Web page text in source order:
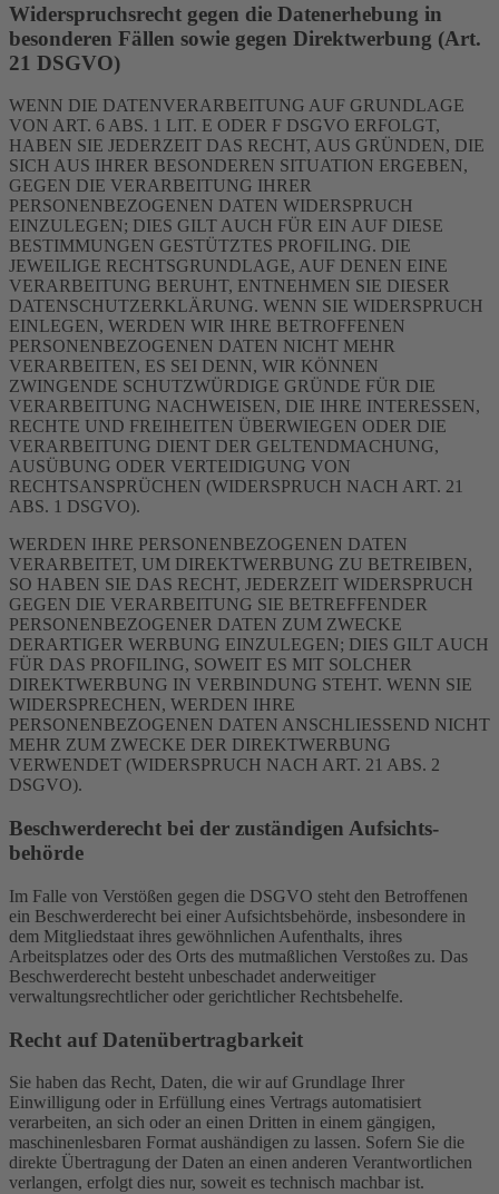
Widerspruchsrecht gegen die Datenerhebung in
besonderen Fällen sowie gegen Direktwerbung (Art.
21 DSGVO)
WENN DIE DATENVERARBEITUNG AUF GRUNDLAGE
VON ART. 6 ABS. 1 LIT. E ODER F DSGVO ERFOLGT,
HABEN SIE JEDERZEIT DAS RECHT, AUS GRÜNDEN, DIE
SICH AUS IHRER BESONDEREN SITUATION ERGEBEN,
GEGEN DIE VERARBEITUNG IHRER
PERSONENBEZOGENEN DATEN WIDERSPRUCH
EINZULEGEN; DIES GILT AUCH FÜR EIN AUF DIESE
BESTIMMUNGEN GESTÜTZTES PROFILING. DIE
JEWEILIGE RECHTSGRUNDLAGE, AUF DENEN EINE
VERARBEITUNG BERUHT, ENTNEHMEN SIE DIESER
DATENSCHUTZERKLÄRUNG. WENN SIE WIDERSPRUCH
EINLEGEN, WERDEN WIR IHRE BETROFFENEN
PERSONENBEZOGENEN DATEN NICHT MEHR
VERARBEITEN, ES SEI DENN, WIR KÖNNEN
ZWINGENDE SCHUTZWÜRDIGE GRÜNDE FÜR DIE
VERARBEITUNG NACHWEISEN, DIE IHRE INTERESSEN,
RECHTE UND FREIHEITEN ÜBERWIEGEN ODER DIE
VERARBEITUNG DIENT DER GELTENDMACHUNG,
AUSÜBUNG ODER VERTEIDIGUNG VON
RECHTSANSPRÜCHEN (WIDERSPRUCH NACH ART. 21
ABS. 1 DSGVO).
WERDEN IHRE PERSONENBEZOGENEN DATEN
VERARBEITET, UM DIREKTWERBUNG ZU BETREIBEN,
SO HABEN SIE DAS RECHT, JEDERZEIT WIDERSPRUCH
GEGEN DIE VERARBEITUNG SIE BETREFFENDER
PERSONENBEZOGENER DATEN ZUM ZWECKE
DERARTIGER WERBUNG EINZULEGEN; DIES GILT AUCH
FÜR DAS PROFILING, SOWEIT ES MIT SOLCHER
DIREKTWERBUNG IN VERBINDUNG STEHT. WENN SIE
WIDERSPRECHEN, WERDEN IHRE
PERSONENBEZOGENEN DATEN ANSCHLIESSEND NICHT
MEHR ZUM ZWECKE DER DIREKTWERBUNG
VERWENDET (WIDERSPRUCH NACH ART. 21 ABS. 2
DSGVO).
Beschwerde­recht bei der zuständigen Aufsichts­
behörde
Im Falle von Verstößen gegen die DSGVO steht den Betroffenen
ein Beschwerderecht bei einer Aufsichtsbehörde, insbesondere in
dem Mitgliedstaat ihres gewöhnlichen Aufenthalts, ihres
Arbeitsplatzes oder des Orts des mutmaßlichen Verstoßes zu. Das
Beschwerderecht besteht unbeschadet anderweitiger
verwaltungsrechtlicher oder gerichtlicher Rechtsbehelfe.
Recht auf Daten­übertrag­barkeit
Sie haben das Recht, Daten, die wir auf Grundlage Ihrer
Einwilligung oder in Erfüllung eines Vertrags automatisiert
verarbeiten, an sich oder an einen Dritten in einem gängigen,
maschinenlesbaren Format aushändigen zu lassen. Sofern Sie die
direkte Übertragung der Daten an einen anderen Verantwortlichen
verlangen, erfolgt dies nur, soweit es technisch machbar ist.